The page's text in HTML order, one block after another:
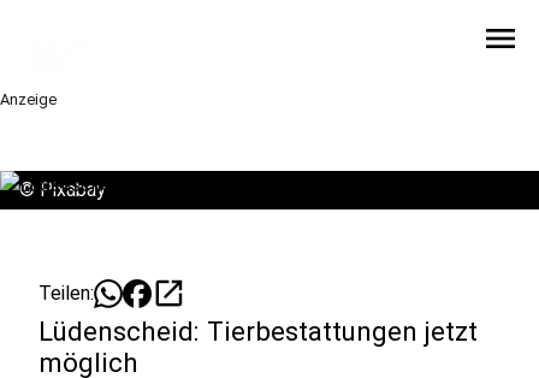
menu
Anzeige
© Pixabay
Teilen: open_in_new
Lüdenscheid: Tierbestattungen jetzt
möglich